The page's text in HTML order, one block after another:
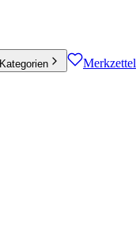
Kategorien Merkzettel